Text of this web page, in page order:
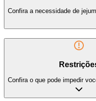
Confira a necessidade de
Confira o que pode impedir